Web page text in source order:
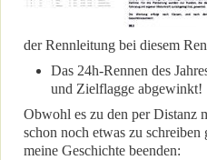
der Rennleitung bei diesem
Das 24h-Rennen des
und Zielflagge abgewinkt!
Obwohl es zu den per Distanz
schon noch etwas zu
meine Geschichte beenden: